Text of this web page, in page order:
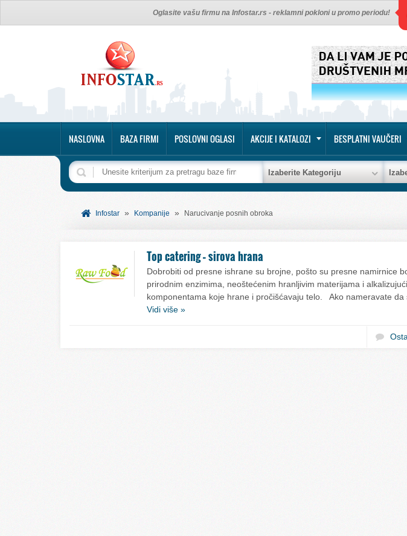
Oglasite vašu firmu na Infostar.rs - reklamni pokloni u promo periodu!
NASLOVNA BAZA FIRMI POSLOVNI OGLASI AKCIJE I KATALOZI BESPLATNI VAUČERI
Izaberite Kategoriju
Infostar » Kompanije » Narucivanje posnih obroka
Top catering – sirova hrana
Dobrobiti od presne ishrane su brojne, pošto su presne namirnice
prirodnim enzimima, neoštećenim hranljivim materijama i
komponentama koje hrane i pročišćavaju telo. Ako nameravate da
Vidi više »